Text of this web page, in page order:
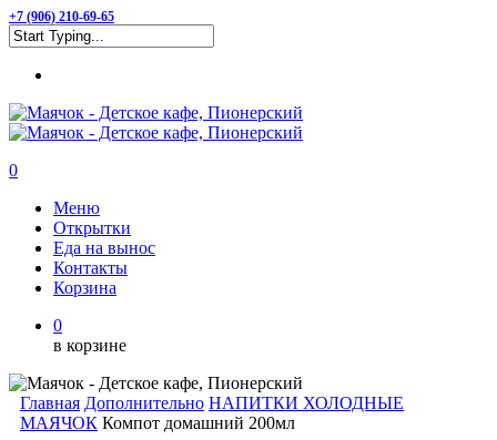
Skip
to
content
+7 (906) 210-69-65
Search
0
Меню
Открытки
Еда на вынос
Контакты
Корзина
0
в корзине
Главная Дополнительно НАПИТКИ ХОЛОДНЫЕ
МАЯЧОК Компот домашний 200мл